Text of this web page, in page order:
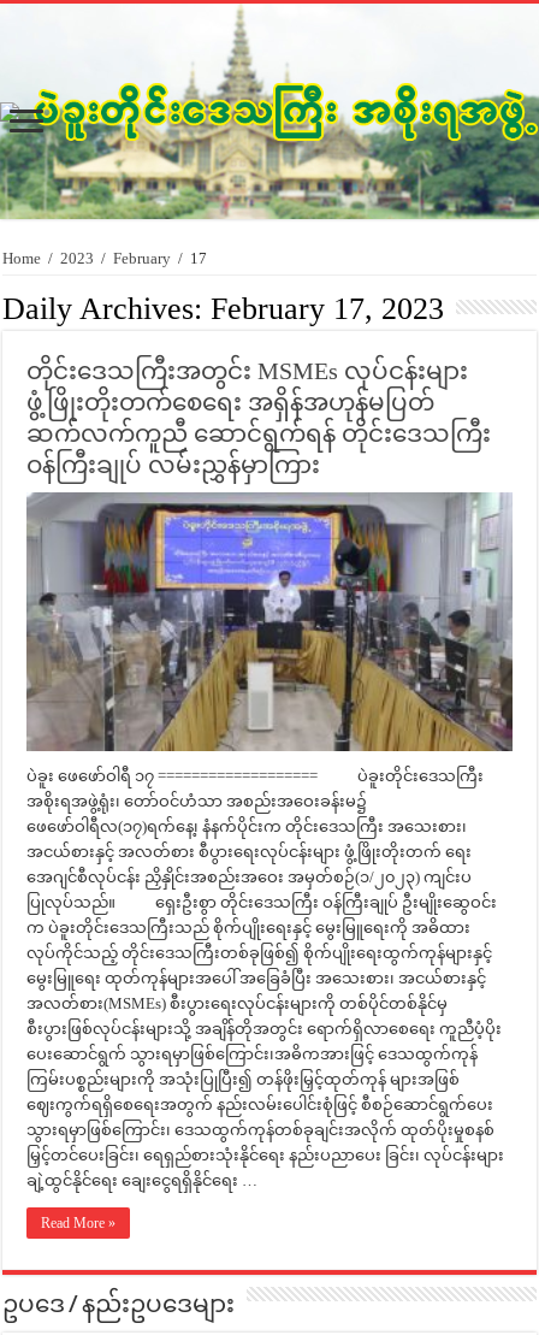
Home / 2023 / February / 17
Daily Archives:February 17, 2023
တိုင်းဒေသကြီးအတွင်း MSMEs လုပ်ငန်းများ
ဖွံ့ဖြိုးတိုးတက်စေရေး အရှိန်အဟုန်မပြတ်
ဆက်လက်ကူညီ ဆောင်ရွက်ရန် တိုင်းဒေသကြီး
ဝန်ကြီးချုပ် လမ်းညွှန်မှာကြား
ပဲခူး ဖေဖော်ဝါရီ ၁၇ =================== ပဲခူးတိုင်းဒေသကြီး
အစိုးရအဖွဲ့ရုံး၊ တော်ဝင်ဟံသာ အစည်းအဝေးခန်းမ၌
ဖေဖော်ဝါရီလ(၁၇)ရက်နေ့၊ နံနက်ပိုင်းက တိုင်းဒေသကြီး အသေးစား၊
အငယ်စားနှင့် အလတ်စား စီပွားရေးလုပ်ငန်းများ ဖွံ့ဖြိုးတိုးတက် ရေး
အေဂျင်စီလုပ်ငန်း ညှိနှိုင်းအစည်းအဝေး အမှတ်စဉ်(၁/၂၀၂၃) ကျင်းပ
ပြုလုပ်သည်။ ရှေးဦးစွာ တိုင်းဒေသကြီး ဝန်ကြီးချုပ် ဦးမျိုးဆွေဝင်း
က ပဲခူးတိုင်းဒေသကြီးသည် စိုက်ပျိုးရေးနှင့် မွေးမြူရေးကို အဓိထား
လုပ်ကိုင်သည့် တိုင်းဒေသကြီးတစ်ခုဖြစ်၍ စိုက်ပျိုးရေးထွက်ကုန်များနှင့်
မွေးမြူရေး ထုတ်ကုန်များအပေါ် အခြေခံပြီး အသေးစား၊ အငယ်စားနှင့်
အလတ်စား(MSMEs) စီးပွားရေးလုပ်ငန်းများကို တစ်ပိုင်တစ်နိုင်မှ
စီးပွားဖြစ်လုပ်ငန်းများသို့ အချိန်တိုအတွင်း ရောက်ရှိလာစေရေး ကူညီပံ့ပိုး
ပေးဆောင်ရွက် သွားရမှာဖြစ်ကြောင်း၊အဓိကအားဖြင့် ဒေသထွက်ကုန်
ကြမ်းပစ္စည်းများကို အသုံးပြုပြီး၍ တန်ဖိုးမြှင့်ထုတ်ကုန် များအဖြစ်
ဈေးကွက်ရရှိစေရေးအတွက် နည်းလမ်းပေါင်းစုံဖြင့် စီစဉ်ဆောင်ရွက်ပေး
သွားရမှာဖြစ်ကြောင်း၊ ဒေသထွက်ကုန်တစ်ခုချင်းအလိုက် ထုတ်ပိုးမှုစနစ်
မြှင့်တင်ပေးခြင်း၊ ရေရှည်စားသုံးနိုင်ရေး နည်းပညာပေး ခြင်း၊ လုပ်ငန်းများ
ချဲ့ထွင်နိုင်ရေး ချေးငွေရရှိနိုင်ရေး …
Read More »
ဥပဒေ / နည်းဥပဒေများ